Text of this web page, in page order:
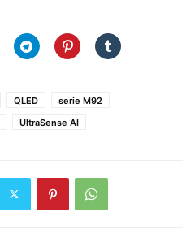
QLED
serie M92
UltraSense AI